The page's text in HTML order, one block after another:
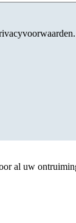
al uw